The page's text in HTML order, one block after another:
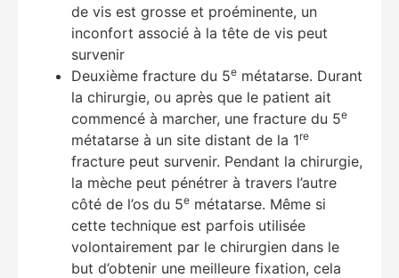
de vis est grosse et proéminente, un
inconfort associé à la tête de vis peut
survenir
Deuxième fracture du 5e métatarse. Durant
la chirurgie, ou après que le patient ait
commencé à marcher, une fracture du 5e
métatarse à un site distant de la 1re
fracture peut survenir. Pendant la chirurgie,
la mèche peut pénétrer à travers l’autre
côté de l’os du 5e métatarse. Même si
cette technique est parfois utilisée
volontairement par le chirurgien dans le
but d’obtenir une meilleure fixation, cela